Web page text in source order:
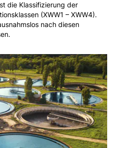
die Klassifizierung der
(XWW1 – XWW4).
nach diesen